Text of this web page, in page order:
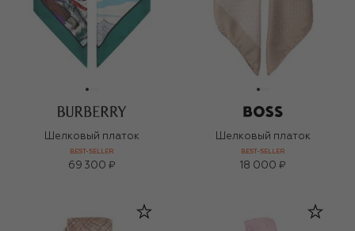
Шелковый платок
BEST-SELLER
69 300 ₽
Шелковый платок
BEST-SELLER
18 000 ₽